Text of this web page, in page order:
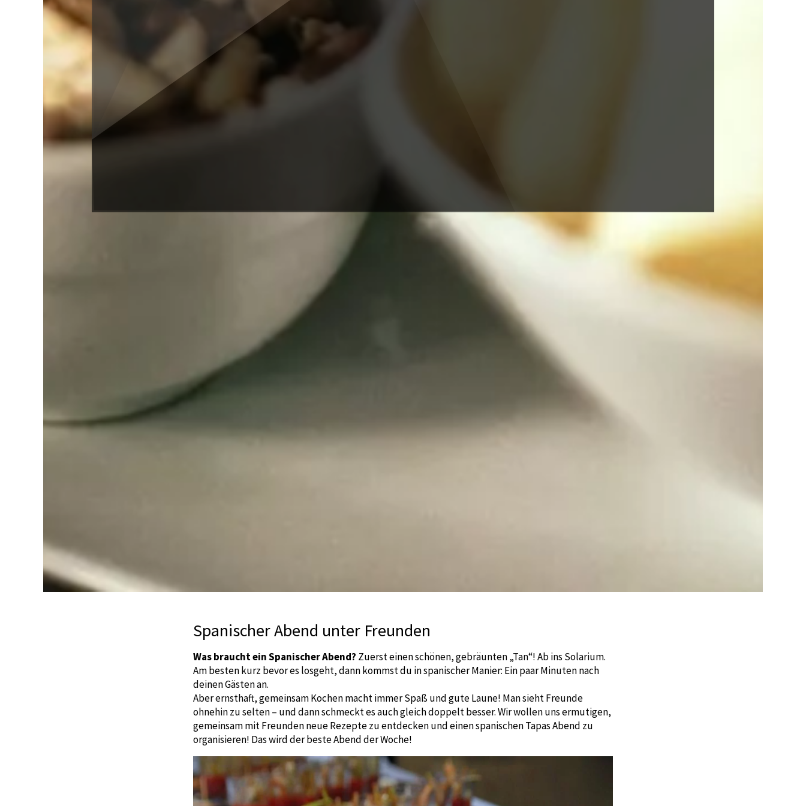
Spanischer Abend unter Freunden
Was braucht ein Spanischer Abend? Zuerst einen schönen, gebräunten „Tan“! Ab ins Solarium.
Am besten kurz bevor es losgeht, dann kommst du in spanischer Manier: Ein paar Minuten nach
deinen Gästen an.
Aber ernsthaft, gemeinsam Kochen macht immer Spaß und gute Laune! Man sieht Freunde
ohnehin zu selten – und dann schmeckt es auch gleich doppelt besser. Wir wollen uns ermutigen,
gemeinsam mit Freunden neue Rezepte zu entdecken und einen spanischen Tapas Abend zu
organisieren! Das wird der beste Abend der Woche!